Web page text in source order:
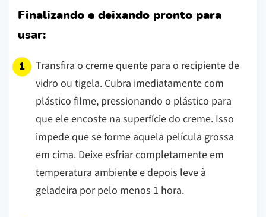
Finalizando e deixando pronto para
usar:
Transfira o creme quente para o recipiente de
vidro ou tigela. Cubra imediatamente com
plástico filme, pressionando o plástico para
que ele encoste na superfície do creme. Isso
impede que se forme aquela película grossa
em cima. Deixe esfriar completamente em
temperatura ambiente e depois leve à
geladeira por pelo menos 1 hora.